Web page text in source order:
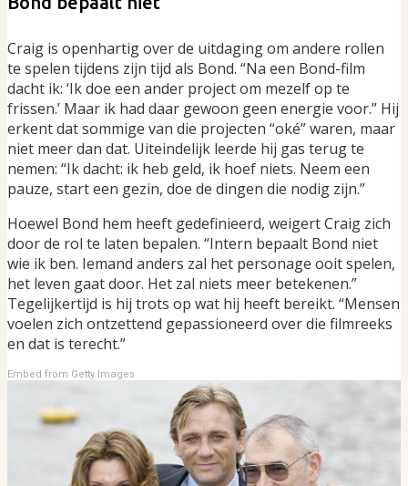
Craig is openhartig over de uitdaging om andere rollen
te spelen tijdens zijn tijd als Bond. “Na een Bond-film
dacht ik: ‘Ik doe een ander project om mezelf op te
frissen.’ Maar ik had daar gewoon geen energie voor.” Hij
erkent dat sommige van die projecten “oké” waren, maar
niet meer dan dat. Uiteindelijk leerde hij gas terug te
nemen: “Ik dacht: ik heb geld, ik hoef niets. Neem een
pauze, start een gezin, doe de dingen die nodig zijn.”
Hoewel Bond hem heeft gedefinieerd, weigert Craig zich
door de rol te laten bepalen. “Intern bepaalt Bond niet
wie ik ben. Iemand anders zal het personage ooit spelen,
het leven gaat door. Het zal niets meer betekenen.”
Tegelijkertijd is hij trots op wat hij heeft bereikt. “Mensen
voelen zich ontzettend gepassioneerd over die filmreeks
en dat is terecht.”
Embed from Getty Images